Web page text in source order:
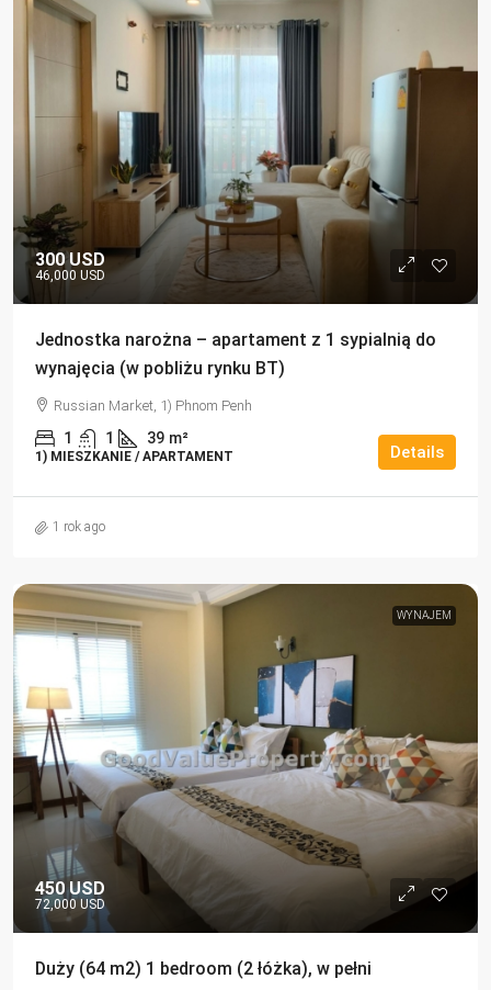
300 USD
46,000 USD
Jednostka narożna – apartament z 1 sypialnią do
wynajęcia (w pobliżu rynku BT)
Russian Market, 1) Phnom Penh
1 1 39 m²
1) MIESZKANIE / APARTAMENT Details
1 rok ago
WYNAJEM
450 USD
72,000 USD
Duży (64 m2) 1 bedroom (2 łóżka), w pełni